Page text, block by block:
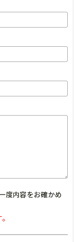
度内容をお確かめ